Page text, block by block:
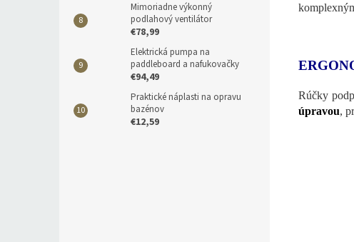
Mimoriadne výkonný
podlahový ventilátor
€78,99
Elektrická pumpa na
paddleboard a nafukovačky
€94,49
Praktické náplasti na opravu
bazénov
€12,59
Rúčky
úpravou,